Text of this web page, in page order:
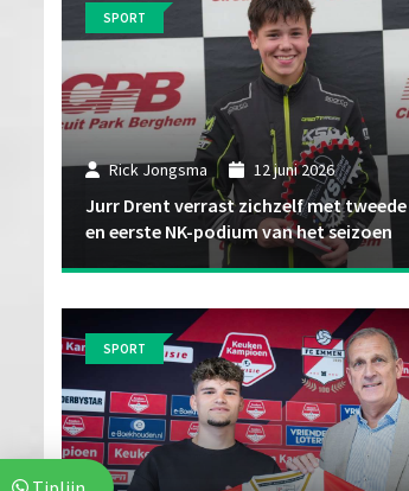
Rick Jongsma 12 juni 2026
Jurr Drent verrast zichzelf met
en eerste NK-podium van het seizoen
SPORT
SPORT